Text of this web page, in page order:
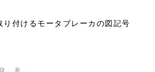
付けるモータブレーカの図記号